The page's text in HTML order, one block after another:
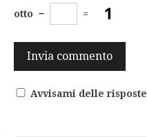
otto − =
Avvisami delle risposte